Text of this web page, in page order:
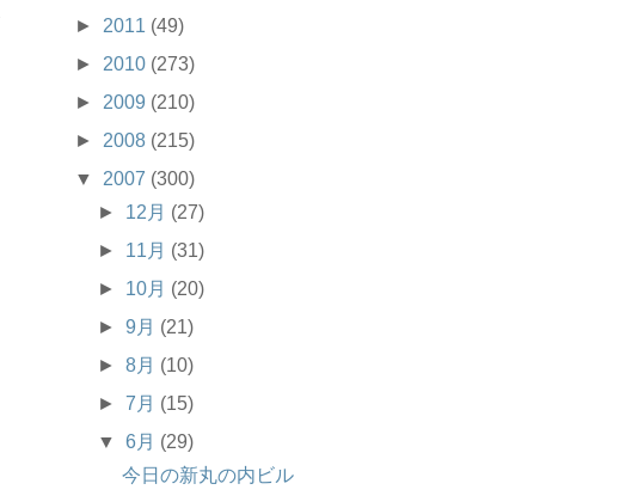
► 2011 (49)
► 2010 (273)
► 2009 (210)
► 2008 (215)
▼ 2007 (300)
► 12月 (27)
► 11月 (31)
► 10月 (20)
►9月 (21)
►8月 (10)
►7月 (15)
▼6月 (29)
今日の新丸の内ビル